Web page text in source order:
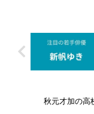
秋元才加の高